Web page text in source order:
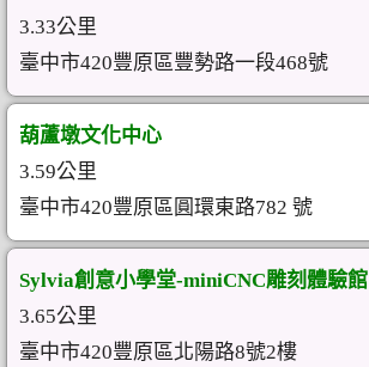
3.33公里
臺中市420豐原區豐勢路一段468號
葫蘆墩文化中心
3.59公里
臺中市420豐原區圓環東路782 號
Sylvia創意小學堂-miniCNC雕刻體驗館
3.65公里
臺中市420豐原區北陽路8號2樓